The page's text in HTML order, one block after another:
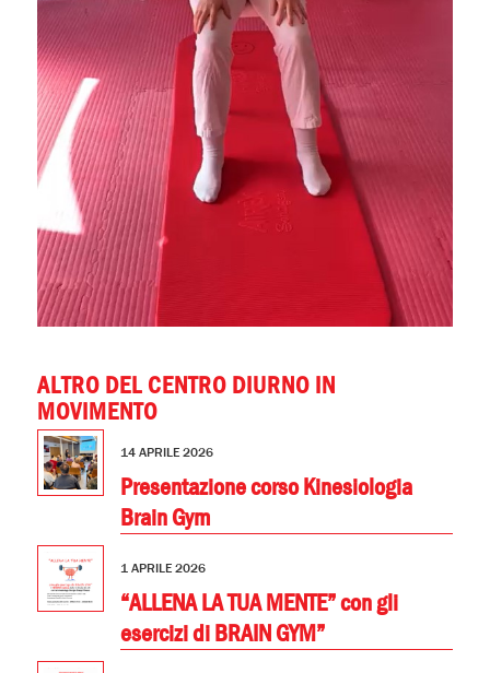
ALTRO DEL CENTRO DIURNO IN
MOVIMENTO
14 APRILE 2026
Presentazione corso Kinesiologia
Brain Gym
1 APRILE 2026
“ALLENA LA TUA MENTE” con gli
esercizi di BRAIN GYM”